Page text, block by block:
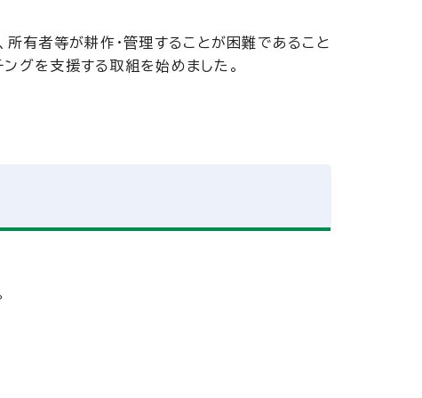
有者等が耕作・管理することが困難であること
グを支援する取組を始めました。